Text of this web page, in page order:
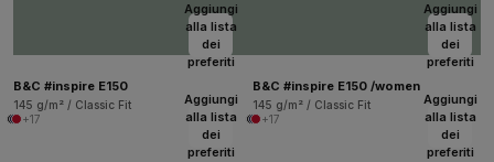
Aggiungi
alla lista
dei
preferiti
B&C #inspire E150
145 g/m² / Classic Fit
+17
Aggiungi
alla lista
dei
preferiti
B&C #inspire E150 /women
145 g/m² / Classic Fit
+17
Aggiungi
alla lista
dei
preferiti
Aggiungi
alla lista
dei
preferiti